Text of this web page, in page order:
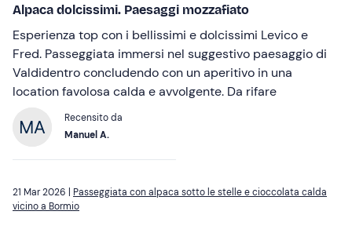
Alpaca dolcissimi. Paesaggi mozzafiato
Esperienza top con i bellissimi e dolcissimi Levico e
Fred. Passeggiata immersi nel suggestivo paesaggio di
Valdidentro concludendo con un aperitivo in una
location favolosa calda e avvolgente. Da rifare
Recensito da
Manuel A.
21 Mar 2026 | Passeggiata con alpaca sotto le stelle e cioccolata calda
vicino a Bormio